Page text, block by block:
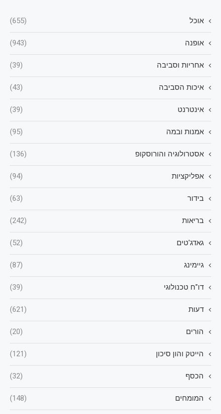
אוכל (655)
אופנה (943)
אחריות וסביבה (39)
איכות הסביבה (43)
אינטרנט (39)
אמנות ובמה (95)
אסטרולוגיה והורוסקופ (136)
אפליקציות (94)
בידור (63)
בריאות (242)
גאדג'טים (52)
גיימינג (87)
דו"ח טכנולוגי (39)
דעות (621)
הורים (20)
הייטק והון סיכון (121)
הכסף (32)
המומחים (148)